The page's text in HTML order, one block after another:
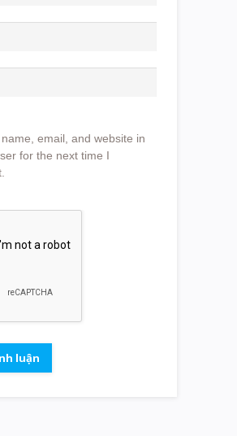
email, and website in
for the next time I